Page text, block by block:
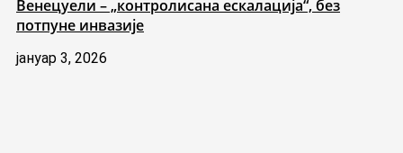
Венецуели – „контролисана ескалација“, без
потпуне инвазије
јануар 3, 2026